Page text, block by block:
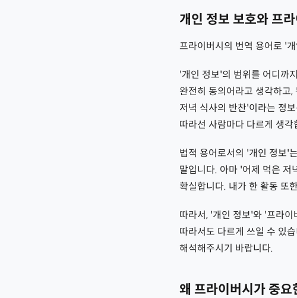
개인 정보 보호와 프
프라이버시의 번역 용어로 '
'개인 정보'의 범위를 어디까
완전히 동의어라고 생각하고
저녁 식사의 반찬'이라는 정
따라선 사람마다 다르게 생각
법적 용어로서의 '개인 정보'
말입니다. 아마 '어제 먹은 저
확실합니다. 내가 한 활동 또
따라서, '개인 정보'와 '프라이
따라서도 다르게 쓰일 수 있
해석해주시기 바랍니다.
왜 프라이버시가 중요